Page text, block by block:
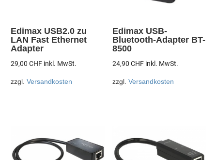
Edimax USB2.0 zu
LAN Fast Ethernet
Adapter
29,00CHF inkl. MwSt.
zzgl.Versandkosten
Edimax USB-
Bluetooth-Adapter BT-
8500
24,90CHF inkl. MwSt.
zzgl.Versandkosten